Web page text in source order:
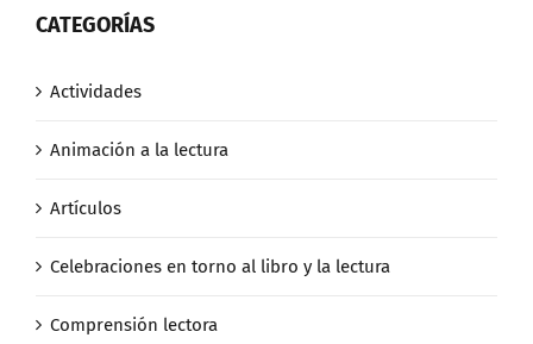
CATEGORÍAS
Actividades
Animación a la lectura
Artículos
Celebraciones en torno al libro y la lectura
Comprensión lectora